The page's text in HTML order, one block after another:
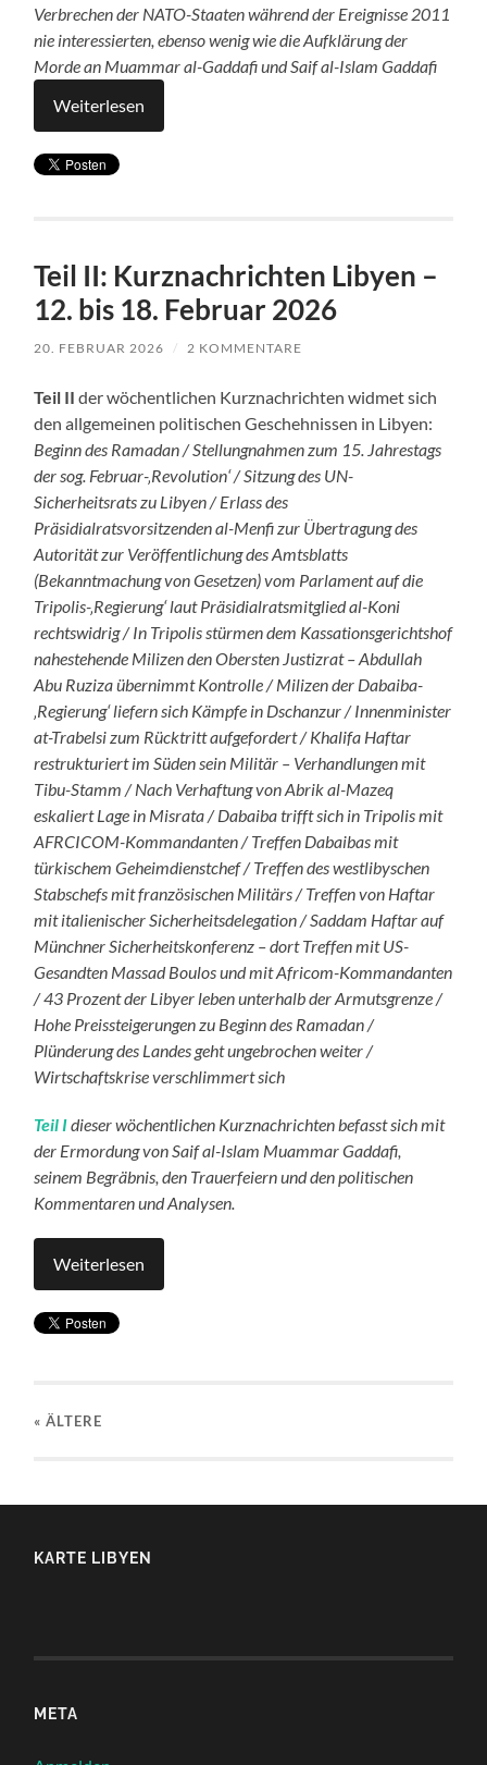
Verbrechen der NATO-Staaten während der Ereignisse 2011
nie interessierten, ebenso wenig wie die Aufklärung der
Morde an Muammar al-Gaddafi und Saif al-Islam Gaddafi
Weiterlesen
Teil II: Kurznachrichten Libyen –
12. bis 18. Februar 2026
20. FEBRUAR 2026 / 2 KOMMENTARE
Teil II der wöchentlichen Kurznachrichten widmet sich
den allgemeinen politischen Geschehnissen in Libyen:
Beginn des Ramadan / Stellungnahmen zum 15. Jahrestags
der sog. Februar-‚Revolution‘ / Sitzung des UN-
Sicherheitsrats zu Libyen / Erlass des
Präsidialratsvorsitzenden al-Menfi zur Übertragung des
Autorität zur Veröffentlichung des Amtsblatts
(Bekanntmachung von Gesetzen) vom Parlament auf die
Tripolis-‚Regierung‘ laut Präsidialratsmitglied al-Koni
rechtswidrig / In Tripolis stürmen dem Kassationsgerichtshof
nahestehende Milizen den Obersten Justizrat – Abdullah
Abu Ruziza übernimmt Kontrolle / Milizen der Dabaiba-
‚Regierung‘ liefern sich Kämpfe in Dschanzur / Innenminister
at-Trabelsi zum Rücktritt aufgefordert / Khalifa Haftar
restrukturiert im Süden sein Militär – Verhandlungen mit
Tibu-Stamm / Nach Verhaftung von Abrik al-Mazeq
eskaliert Lage in Misrata / Dabaiba trifft sich in Tripolis mit
AFRCICOM-Kommandanten / Treffen Dabaibas mit
türkischem Geheimdienstchef / Treffen des westlibyschen
Stabschefs mit französischen Militärs / Treffen von Haftar
mit italienischer Sicherheitsdelegation / Saddam Haftar auf
Münchner Sicherheitskonferenz – dort Treffen mit US-
Gesandten Massad Boulos und mit Africom-Kommandanten
/ 43 Prozent der Libyer leben unterhalb der Armutsgrenze /
Hohe Preissteigerungen zu Beginn des Ramadan /
Plünderung des Landes geht ungebrochen weiter /
Wirtschaftskrise verschlimmert sich
Teil Idieser wöchentlichen Kurznachrichten befasst sich mit
der Ermordung von Saif al-Islam Muammar Gaddafi,
seinem Begräbnis, den Trauerfeiern und den politischen
Kommentaren und Analysen.
Weiterlesen
« ÄLTERE
KARTE LIBYEN
META